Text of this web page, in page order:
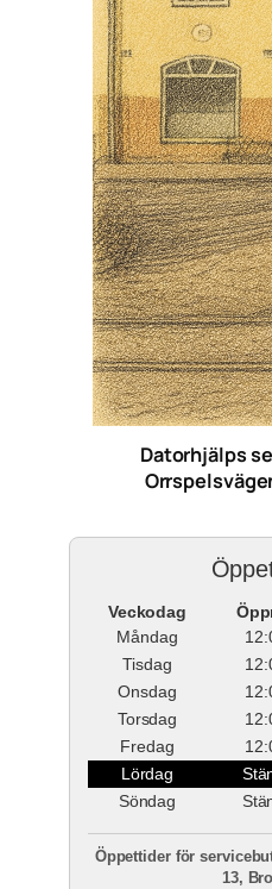
Datorhjälps
Veckodag
Måndag
Tisdag
Onsdag
Torsdag
Fredag
Lördag
Söndag
Öppettider för
13,